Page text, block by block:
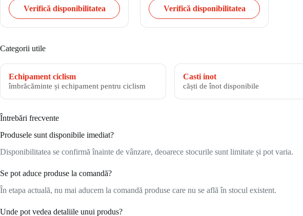
Verifică disponibilitatea
Verifică disponibilitatea
Categorii utile
Echipament ciclism
îmbrăcăminte și echipament pentru ciclism
Casti inot
căști de înot disponibile
Întrebări frecvente
Produsele sunt disponibile imediat?
Disponibilitatea se confirmă înainte de vânzare, deoarece stocurile sunt limitate și pot varia.
Se pot aduce produse la comandă?
În etapa actuală, nu mai aducem la comandă produse care nu se află în stocul existent.
Unde pot vedea detaliile unui produs?